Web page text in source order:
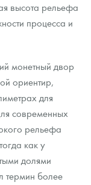
высота рельефа
процесса и
монетный двор
ориентир,
для
современных
рельефа
как у
долями
термин более